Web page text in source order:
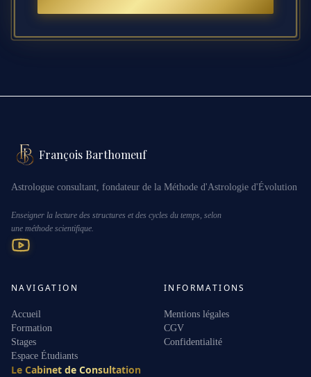
François Barthomeuf
Astrologue consultant, fondateur de la Méthode d'Astrologie d'Évolution
Enseigner la lecture des structures et des cycles du temps, selon
une méthode scientifique.
NAVIGATION
Accueil
Formation
Stages
Espace Étudiants
Le Cabinet de Consultation
INFORMATIONS
Mentions légales
CGV
Confidentialité